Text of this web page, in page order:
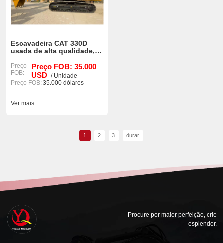
Escavadeira CAT 330D
usada de alta qualidade,
conservada.
Preço
FOB:
Preço FOB: 35.000
USD / Unidade
Preço FOB:35.000 dólares
Ver mais
1 2 3 durar
Procure por maior perfeição, crie
esplendor.